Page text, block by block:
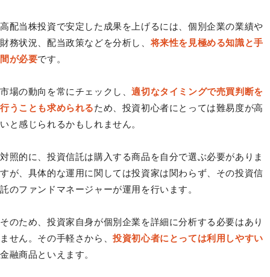
高配当株投資で安定した成果を上げるには、個別企業の業績や
財務状況、配当政策などを分析し、将来性を見極める知識と手
間が必要です。
市場の動向を常にチェックし、適切なタイミングで売買判断を
行うことも求められるため、投資初心者にとっては難易度が高
いと感じられるかもしれません。
対照的に、投資信託は購入する商品を自分で選ぶ必要がありま
すが、具体的な運用に関しては投資家は関わらず、その投資信
託のファンドマネージャーが運用を行います。
そのため、投資家自身が個別企業を詳細に分析する必要はあり
ません。その手軽さから、投資初心者にとっては利用しやすい
金融商品といえます。